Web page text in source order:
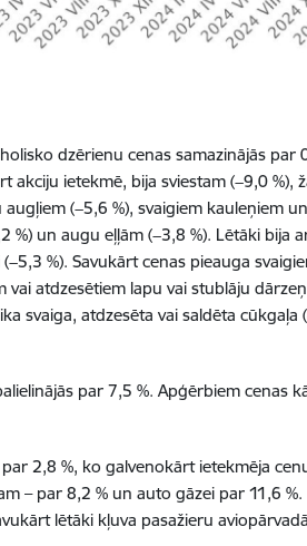
dzērienu cenas samazinājās par
ietekmē, bija sviestam (−9,0 %),
(−5,6 %), svaigiem kauleņiem
%) un augu eļļām (−3,8 %). Lētāki
%). Savukārt cenas pieauga
vai atdzesētiem lapu vai stublāju
svaiga, atdzesēta vai saldēta cūkgaļa
par 7,5 %. Apģērbiem cenas
2,8 %, ko galvenokārt ietekmēja
– par 8,2 % un auto gāzei par 11,6
lētāki kļuva pasažieru